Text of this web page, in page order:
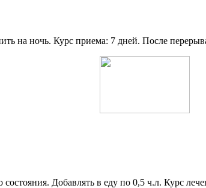
на ночь. Курс приема: 7 дней. После
Добавлять в еду по 0,5 ч.л. Курс